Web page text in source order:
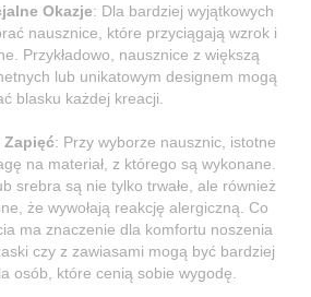
Okazje: Dla bardziej wyjątkowych
nausznice, które przyciągają wzrok i
Przykładowo, nausznice z większą
lub unikatowym designem mogą
blasku każdej kreacji.
Zapięć: Przy wyborze nausznic, istotne
na materiał, z którego są wykonane.
srebra są nie tylko trwałe, ale również
że wywołają reakcję alergiczną. Co
ma znaczenie dla komfortu noszenia
czy z zawiasami mogą być bardziej
osób, które cenią sobie wygodę.